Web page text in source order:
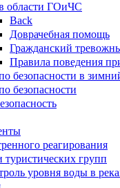
области ГОиЧС
Back
Доврачебная помощь
Гражданский
Правила поведения
безопасности в
безопасности
реагирования
групп
уровня воды в